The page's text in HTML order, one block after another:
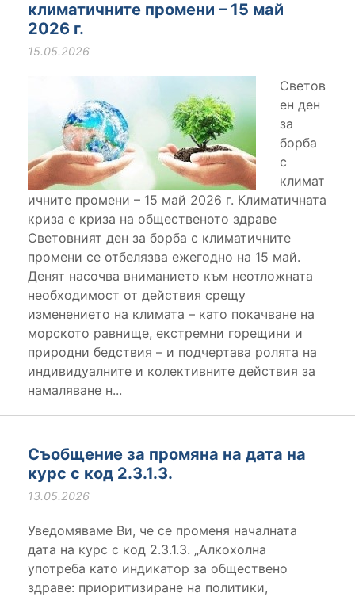
климатичните промени – 15 май
2026 г.
15.05.2026
Светов
ен ден
за
борба
с
климат
ичните промени – 15 май 2026 г. Климатичната
криза е криза на общественото здраве
Световният ден за борба с климатичните
промени се отбелязва ежегодно на 15 май.
Денят насочва вниманието към неотложната
необходимост от действия срещу
изменението на климата – като покачване на
морското равнище, екстремни горещини и
природни бедствия – и подчертава ролята на
индивидуалните и колективните действия за
намаляване н...
Съобщение за промяна на дата на
курс с код 2.3.1.3.
13.05.2026
Уведомяваме Ви, че се променя началната
дата на курс с код 2.3.1.3. „Алкохолна
употреба като индикатор за обществено
здраве: приоритизиране на политики,